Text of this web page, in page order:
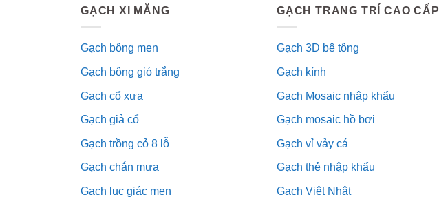
GẠCH XI MĂNG
Gạch bông men
Gạch bông gió trắng
Gạch cổ xưa
Gạch giả cổ
Gạch trồng cỏ 8 lỗ
Gạch chắn mưa
Gạch lục giác men
GẠCH TRANG TRÍ CAO CẤP
Gạch 3D bê tông
Gạch kính
Gạch Mosaic nhập khẩu
Gạch mosaic hồ bơi
Gạch vỉ vảy cá
Gạch thẻ nhập khẩu
Gạch Việt Nhật